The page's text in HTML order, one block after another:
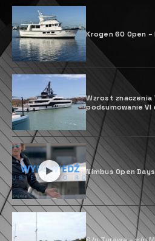
Krogen 60 Open
Wzrost znaczenia
podsumowanie
Nimbus Open